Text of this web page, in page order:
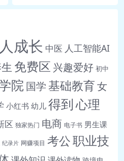
不到的。这什么现了就
意记，看前动人一种角
路有可能上山至少是条
参考价值。我当时十几
候，看了大量人，他们
常之大。我把小时候时
书万法，母古话，跟修
是：读书,切身须思。
成长 中医 人工智能AI
免费区 兴趣爱好 初中
院国学 基础教育女
小红书 幼儿 得到心理
区 独家热门 电商 电子书 男生课
纪录片 网赚项目 考公职业技